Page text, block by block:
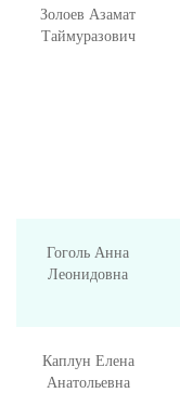
Золоев Азамат
Таймуразович
Гоголь Анна
Леонидовна
Каплун Елена
Анатольевна